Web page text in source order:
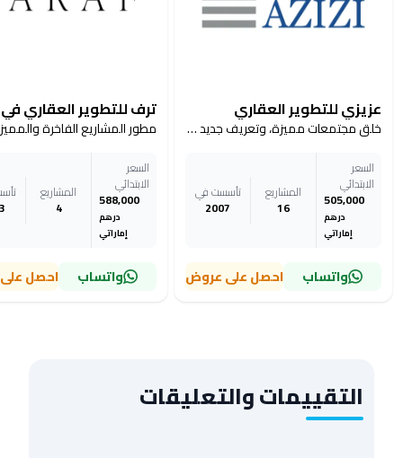
عزيزي للتطوير العقاري
خلق مجتمعات مميزة، وتعريف جديد للحياة الحديثة
السعر
الابتدائي
505,000
درهم
إماراتي
المشاريع
16
تأسست في
2007
واتساب احصل على عروض
ترف للتطوير العقاري
السعر
الابتدائي
588,000
درهم
إماراتي
المشاريع
4
واتساب احصل
التقييمات والتعليقات